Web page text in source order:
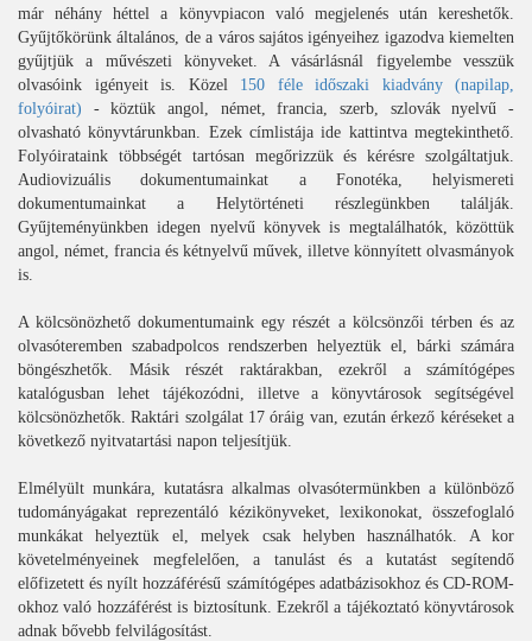
már néhány héttel a könyvpiacon való megjelenés után kereshetők.
Gyűjtőkörünk általános, de a város sajátos igényeihez igazodva kiemelten
gyűjtjük a művészeti könyveket. A vásárlásnál figyelembe vesszük
olvasóink igényeit is. Közel 150 féle időszaki kiadvány (napilap,
folyóirat) - köztük angol, német, francia, szerb, szlovák nyelvű -
olvasható könyvtárunkban. Ezek címlistája ide kattintva megtekinthető.
Folyóirataink többségét tartósan megőrizzük és kérésre szolgáltatjuk.
Audiovizuális dokumentumainkat a Fonotéka, helyismereti
dokumentumainkat a Helytörténeti részlegünkben találják.
Gyűjteményünkben idegen nyelvű könyvek is megtalálhatók, közöttük
angol, német, francia és kétnyelvű művek, illetve könnyített olvasmányok
is.
A kölcsönözhető dokumentumaink egy részét a kölcsönzői térben és az
olvasóteremben szabadpolcos rendszerben helyeztük el, bárki számára
böngészhetők. Másik részét raktárakban, ezekről a számítógépes
katalógusban lehet tájékozódni, illetve a könyvtárosok segítségével
kölcsönözhetők. Raktári szolgálat 17 óráig van, ezután érkező kéréseket a
következő nyitvatartási napon teljesítjük.
Elmélyült munkára, kutatásra alkalmas olvasótermünkben a különböző
tudományágakat reprezentáló kézikönyveket, lexikonokat, összefoglaló
munkákat helyeztük el, melyek csak helyben használhatók. A kor
követelményeinek megfelelően, a tanulást és a kutatást segítendő
előfizetett és nyílt hozzáférésű számítógépes adatbázisokhoz és CD-ROM-
okhoz való hozzáférést is biztosítunk. Ezekről a tájékoztató könyvtárosok
adnak bővebb felvilágosítást.